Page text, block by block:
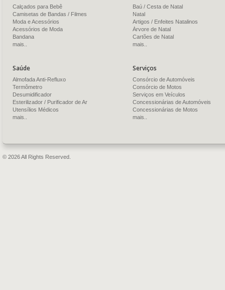
Calçados para Bebê
Camisetas de Bandas / Filmes
Moda e Acessórios
Acessórios de Moda
Bandana
mais..
Baú / Cesta de Natal
Natal
Artigos / Enfeites Natalinos
Árvore de Natal
Cartões de Natal
mais..
Saúde
Almofada Anti-Refluxo
Termômetro
Desumidificador
Esterilizador / Purificador de Ar
Utensílios Médicos
mais..
Serviços
Consórcio de Automóveis
Consórcio de Motos
Serviços em Veículos
Concessionárias de Automóveis
Concessionárias de Motos
mais..
© 2026 All Rights Reserved.